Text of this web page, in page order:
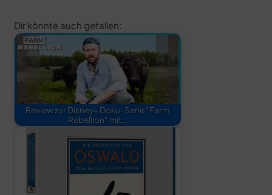
Dir könnte auch gefallen:
Review zur Disney+ Doku-Serie “Farm
Rebellion” mit…